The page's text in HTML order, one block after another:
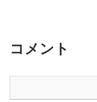
コメント